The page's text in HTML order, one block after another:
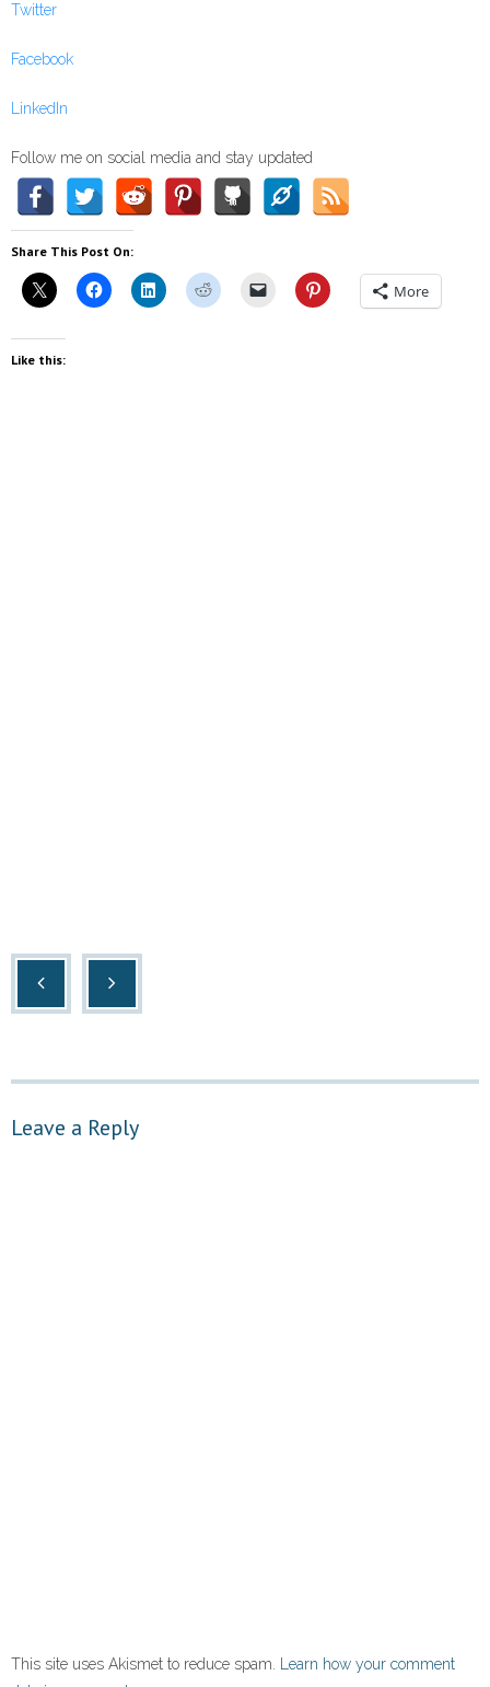
⁠⁠⁠⁠⁠Twitter⁠⁠⁠⁠⁠
⁠⁠⁠⁠⁠Facebook⁠⁠⁠⁠⁠
⁠⁠⁠⁠⁠LinkedIn⁠⁠
Follow me on social media and stay updated
Share This Post On:
More
Like this:
Leave a Reply
This site uses Akismet to reduce spam.
Learn how your comment